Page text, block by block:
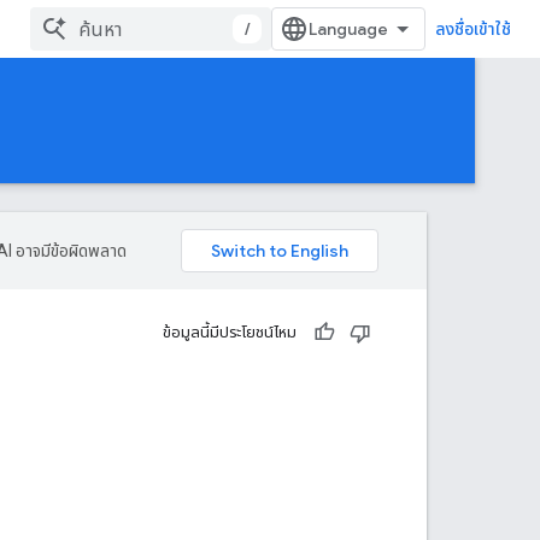
/ ลงชื่อเข้าใช้
อาจมีข้อผิดพลาด
ข้อมูลนี้มีประโยชน์ไหม